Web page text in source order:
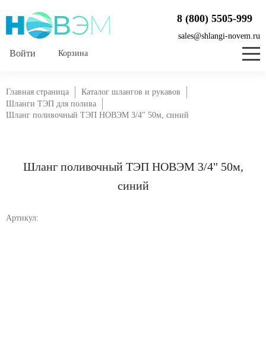
8 (800) 5505-999
sales@shlangi-novem.ru
Корзина
Главная страница
Каталог шлангов и рукавов
Шланги ТЭП для полива
Шланг поливочный ТЭП НОВЭМ 3/4" 50м, синий
Шланг поливочный ТЭП НОВЭМ 3/4" 50м,
синий
Артикул: